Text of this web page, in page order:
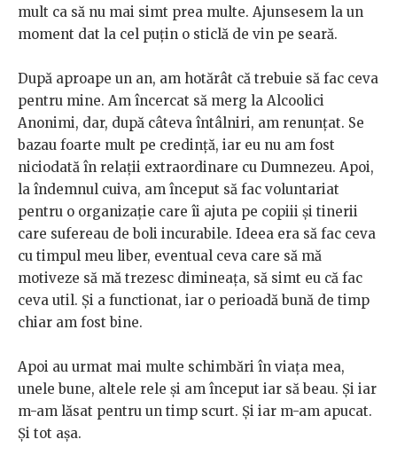
mult ca să nu mai simt prea multe. Ajunsesem la un
moment dat la cel puțin o sticlă de vin pe seară.
După aproape un an, am hotărât că trebuie să fac ceva
pentru mine. Am încercat să merg la Alcoolici
Anonimi, dar, după câteva întâlniri, am renunțat. Se
bazau foarte mult pe credință, iar eu nu am fost
niciodată în relații extraordinare cu Dumnezeu. Apoi,
la îndemnul cuiva, am început să fac voluntariat
pentru o organizație care îi ajuta pe copiii și tinerii
care sufereau de boli incurabile. Ideea era să fac ceva
cu timpul meu liber, eventual ceva care să mă
motiveze să mă trezesc dimineața, să simt eu că fac
ceva util. Și a functionat, iar o perioadă bună de timp
chiar am fost bine.
Apoi au urmat mai multe schimbări în viața mea,
unele bune, altele rele și am început iar să beau. Și iar
m-am lăsat pentru un timp scurt. Și iar m-am apucat.
Și tot așa.